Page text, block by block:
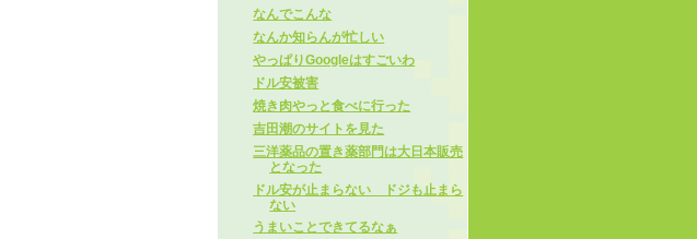
なんでこんな
なんか知らんが忙しい
やっぱりGoogleはすごいわ
ドル安被害
焼き肉やっと食べに行った
吉田潮のサイトを見た
三洋薬品の置き薬部門は大日本販売
となった
ドル安が止まらない ドジも止まら
ない
うまいことできてるなぁ